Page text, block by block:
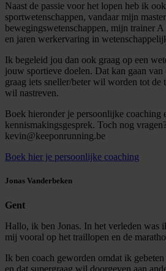
Naast de passie voor het lopen heb ik
sportwetenschappen, vandaar mijn
bewegingswetenschappen, mijn trainer
en jaren werkervaring in
Ik begeleid jou dan ook graag op een
jouw sportieve doelen. Dat kan gaan van
graag iets sneller/beter wil worden tot de
wil nastreven.
Boek hieronder je persoonlijke coaching
kennismakingsgesprek. Toch nog
kevin@keeponrunning.be
Boek hier je persoonlijke coaching
Jonas Vanderbeken
Gent
Hallo, ik ben Jonas. In het verleden was
mij vooral op het traillopen en de
Ik ben coach geworden omdat ik
en dat supergraag wil doorgeven aan